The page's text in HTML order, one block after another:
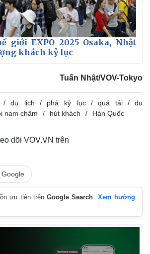
Phân tích
giới EXPO 2025 Osaka, Nhật
khách kỷ lục
Tuấn Nhật/VOV-Tokyo
du lịch phá kỷ lục quá tải
du
nam châm hút khách Hàn Quốc
dõi VOV.VN trên
ưu tiên trênGoogle Search
Xem hướng